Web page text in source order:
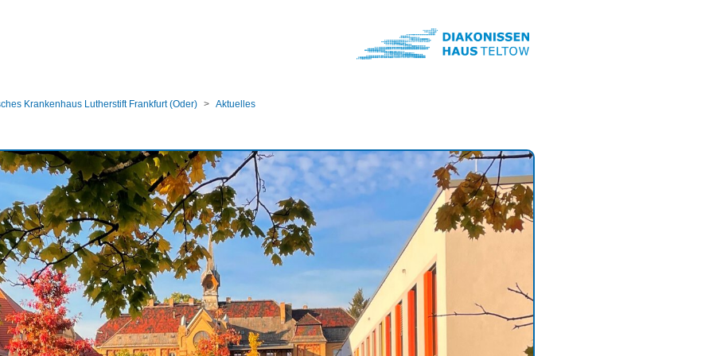
Krankenhaus Lutherstift Frankfurt (Oder) Aktuelles